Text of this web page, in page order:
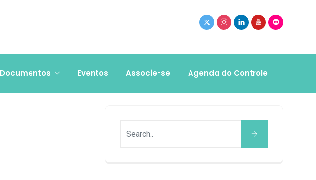
Documentos Eventos Associe-se Agenda do Controle